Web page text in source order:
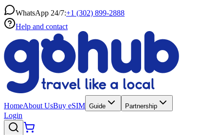
WhatsApp 24/7:+1 (302) 899-2888
Help and contact
HomeAbout UsBuy eSIM Guide Partnership
Login